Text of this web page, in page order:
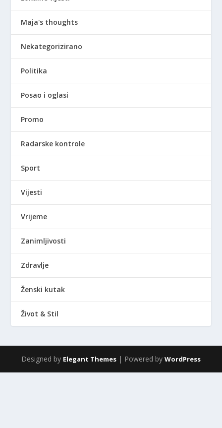
Maja's thoughts
Nekategorizirano
Politika
Posao i oglasi
Promo
Radarske kontrole
Sport
Vijesti
Vrijeme
Zanimljivosti
Zdravlje
Ženski kutak
Život & Stil
Designed by Elegant Themes | Powered by WordPress